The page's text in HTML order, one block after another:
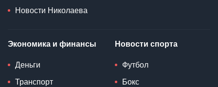
Новости Николаева
Экономика и финансы
Деньги
Транспорт
Новости спорта
Футбол
Бокс